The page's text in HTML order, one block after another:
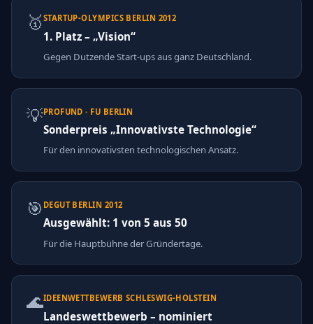
🥇 STARTUP-OLYMPICS BERLIN 2012
1. Platz – „Vision“
Gegen Dutzende Start-ups aus ganz Deutschland.
💡PROFUND · FU BERLIN
Sonderpreis „Innovativste Technologie“
Für den innovativsten technologischen Ansatz.
🎯 DEGUT BERLIN 2012
Ausgewählt: 1 von 5 aus 50
Für die Hauptbühne der Gründertage.
🌊IDEENWETTBEWERB SCHLESWIG-HOLSTEIN
Landeswettbewerb – nominiert